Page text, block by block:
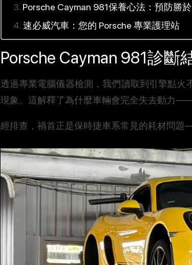
Porsche Cayman 981保養心法：預防勝
速必威汽車：您的 Porsche 專業護理站
Porsche Cayman 981診
透過專業電腦儀器檢測，我們讀取到引擎點
現象。這解釋了為什麼車輛會完全失去動力
經排查，禍首正是保時捷車系常見的耗材問